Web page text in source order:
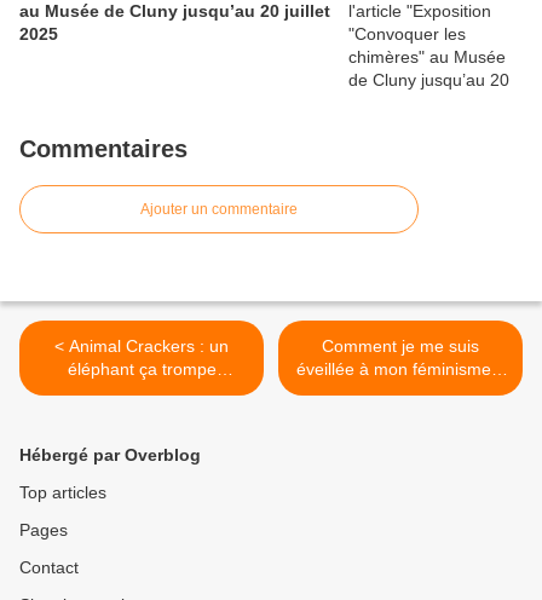
au Musée de Cluny jusqu’au 20 juillet
2025
Commentaires
Ajouter un commentaire
< Animal Crackers : un
éléphant ça trompe
énormément
Comment je me suis
éveillée à mon féminisme ?
>
Hébergé par Overblog
Top articles
Pages
Contact